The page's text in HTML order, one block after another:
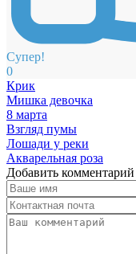
Супер!
0
Крик
Мишка девочка
8 марта
Взгляд пумы
Лошади у реки
Акварельная роза
Добавить комментарий